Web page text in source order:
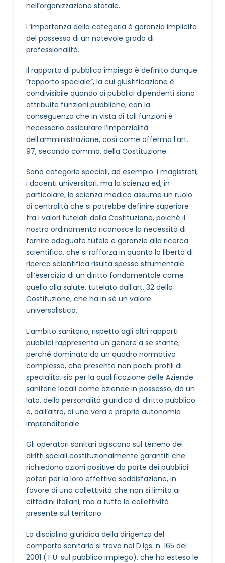
nell’organizzazione statale.
L’importanza della categoria è garanzia implicita
del possesso di un notevole grado di
professionalità.
Il rapporto di pubblico impiego è definito dunque
“rapporto speciale”, la cui giustificazione è
condivisibile quando ai pubblici dipendenti siano
attribuite funzioni pubbliche, con la
conseguenza che in vista di tali funzioni è
necessario assicurare l’imparzialità
dell’amministrazione, così come afferma l’art.
97, secondo comma, della Costituzione.
Sono categorie speciali, ad esempio: i magistrati,
i docenti universitari, ma la scienza ed, in
particolare, la scienza medica assume un ruolo
di centralità che si potrebbe definire superiore
fra i valori tutelati dalla Costituzione, poiché il
nostro ordinamento riconosce la necessità di
fornire adeguate tutele e garanzie alla ricerca
scientifica, che si rafforza in quanto la libertà di
ricerca scientifica risulta spesso strumentale
all’esercizio di un diritto fondamentale come
quello alla salute, tutelato dall’art. 32 della
Costituzione, che ha in sé un valore
universalistico.
L’ambito sanitario, rispetto agli altri rapporti
pubblici rappresenta un genere a se stante,
perché dominato da un quadro normativo
complesso, che presenta non pochi profili di
specialità, sia per la qualificazione delle Aziende
sanitarie locali come aziende in possesso, da un
lato, della personalità giuridica di diritto pubblico
e, dall’altro, di una vera e propria autonomia
imprenditoriale.
Gli operatori sanitari agiscono sul terreno dei
diritti sociali costituzionalmente garantiti che
richiedono azioni positive da parte dei pubblici
poteri per la loro effettiva soddisfazione, in
favore di una collettività che non si limita ai
cittadini italiani, ma a tutta la collettività
presente sul territorio.
La disciplina giuridica della dirigenza del
comparto sanitario si trova nel D.lgs. n. 165 del
2001 (T.U. sul pubblico impiego), che ha esteso le